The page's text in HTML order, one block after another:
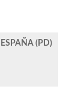
(PD)